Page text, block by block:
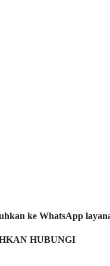
ke WhatsApp
HUBUNGI